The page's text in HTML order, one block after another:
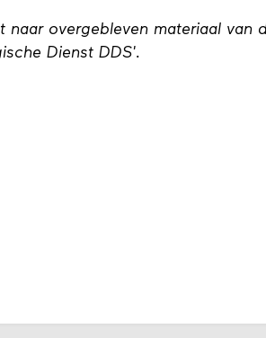
overgebleven materiaal van